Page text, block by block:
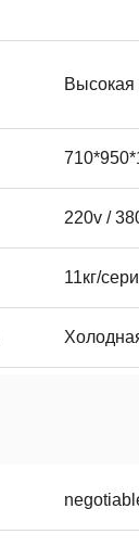
Высокая
220v /
11кг/